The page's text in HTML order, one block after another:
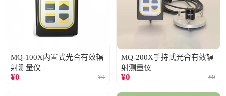
MQ-100X内置式光合有效辐
射测量仪
¥0 ¥0
MQ-200X手持式光合有效辐
射测量仪
¥0 ¥0